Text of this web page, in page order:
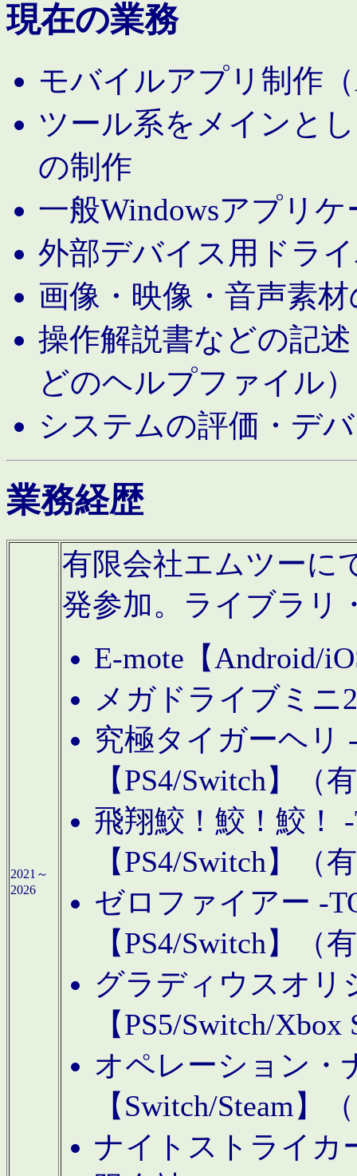
現在の業務
モバイルアプリ制作
ツール系をメインと
の制作
一般Windowsアプリ
外部デバイス用ドラ
画像・映像・音声素
操作解説書などの記
どのヘルプファイル）
システムの評価・デ
業務経歴
2021～
2026
有限会社エムツーに
発参加。ライブラリ
E-mote【Android/
メガドライブミニ
究極タイガーヘリ
【PS4/Switch】（
飛翔鮫！鮫！鮫！
【PS4/Switch】（
ゼロファイアー -
【PS4/Switch】（
グラディウスオリ
【PS5/Switch/
オペレーション・
【Switch/Steam】
ナイトストライカ